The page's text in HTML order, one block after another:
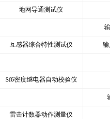
地网导通测试仪
互感器综合特性测试仪
Sf6密度继电器自动校验仪
雷击计数器动作测量仪